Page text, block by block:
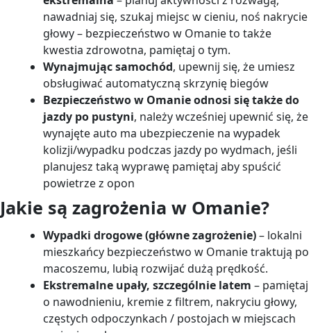
nawadniaj się, szukaj miejsc w cieniu, noś nakrycie
głowy – bezpieczeństwo w Omanie to także
kwestia zdrowotna, pamiętaj o tym.
Wynajmując samochód, upewnij się, że umiesz
obsługiwać automatyczną skrzynię biegów
Bezpieczeństwo w Omanie odnosi się także do
jazdy po pustyni, należy wcześniej upewnić się, że
wynajęte auto ma ubezpieczenie na wypadek
kolizji/wypadku podczas jazdy po wydmach, jeśli
planujesz taką wyprawę pamiętaj aby spuścić
powietrze z opon
Jakie są zagrożenia w Omanie?
Wypadki drogowe (główne zagrożenie)– lokalni
mieszkańcy bezpieczeństwo w Omanie traktują po
macoszemu, lubią rozwijać dużą prędkość.
Ekstremalne upały, szczególnie latem – pamiętaj
o nawodnieniu, kremie z filtrem, nakryciu głowy,
częstych odpoczynkach / postojach w miejscach